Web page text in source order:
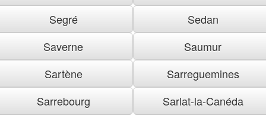
Segré
Sedan
Saverne
Saumur
Sartène
Sarreguemines
Sarrebourg
Sarlat-la-Canéda